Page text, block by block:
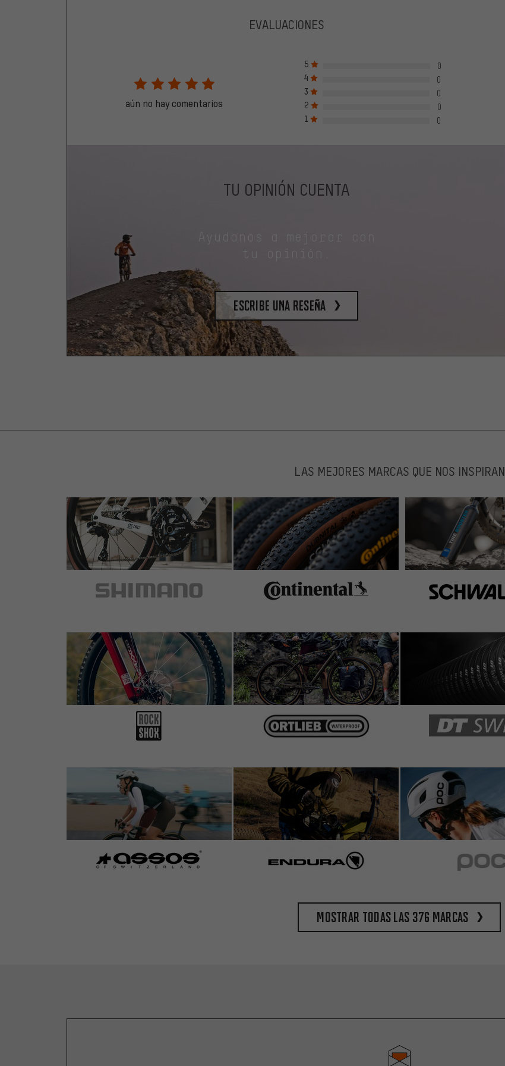
EVALUACIONES
aún no hay comentarios
5
0
4
0
3
0
2
0
1
0
TU OPINIÓN CUENTA
tu opinión.
escribe una reseña
LAS MEJORES MARCAS QUE NOS INSPIRAN
Mostrar todas las 376 marcas